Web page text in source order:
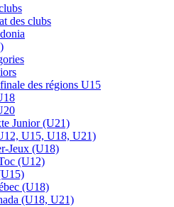
des clubs
des régions U15
Junior (U21)
U15, U18, U21)
Jeux (U18)
(U12)
(U18)
(U18, U21)